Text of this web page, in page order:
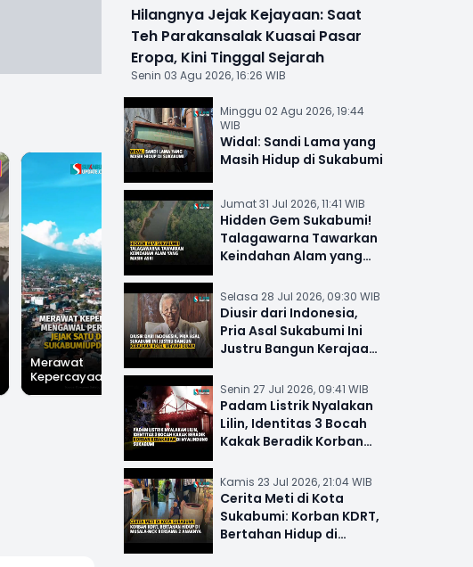
Merawat
Kepercayaan,
Mengawal
Perubahan: Jejak
Sukabumiupdate.com
Hilangnya Jejak
Kejayaan: Saat Teh
Parakansalak
Kuasai Pasar Eropa,
Kini Tinggal Sejarah
Widal: Sandi Lama
Sukabumi
Hilangnya Jejak Kejayaan: Saat
Teh Parakansalak Kuasai Pasar
Eropa, Kini Tinggal Sejarah
Senin 03 Agu 2026, 16:26 WIB
Minggu 02 Agu 2026, 19:44
WIB
Widal: Sandi Lama yang
Masih Hidup di Sukabumi
Jumat 31 Jul 2026, 11:41 WIB
Hidden Gem Sukabumi!
Talagawarna Tawarkan
Keindahan Alam yang
Selasa 28 Jul 2026, 09:30 WIB
Diusir dari Indonesia,
Pria Asal Sukabumi Ini
Justru Bangun Kerajaan
Senin 27 Jul 2026, 09:41 WIB
Padam Listrik Nyalakan
Lilin, Identitas 3 Bocah
Kakak Beradik Korban
Kamis 23 Jul 2026, 21:04 WIB
Cerita Meti di Kota
Sukabumi: Korban KDRT,
Bertahan Hidup di